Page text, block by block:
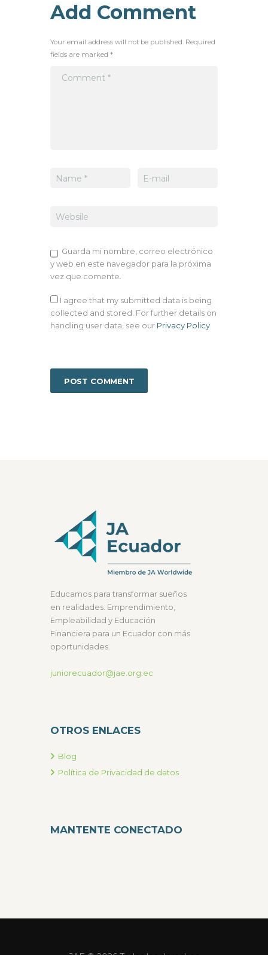
Add Comment
Your email address will not be published. Required
fields are marked *
Guarda mi nombre, correo electrónico
y web en este navegador para la próxima
vez que comente.
I agree that my submitted data is being
collected and stored. For further details on
handling user data, see our Privacy Policy
Educamos para transformar sueños
en realidades. Emprendimiento,
Empleabilidad y Educación
Financiera para un Ecuador con más
oportunidades.
juniorecuador@jae.org.ec
OTROS ENLACES
Blog
Política de Privacidad de datos
MANTENTE CONECTADO